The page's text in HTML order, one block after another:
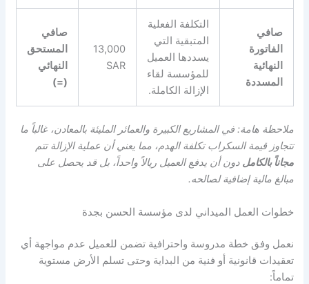
صافي
الفاتورة
النهائية
المسددة
التكلفة الفعلية
المتبقية التي
يسددها العميل
للمؤسسة لقاء
الإزالة الكاملة.
SAR
صافي
المستحق
النهائي
(=)
ملاحظة هامة: في المشاريع الكبيرة والعمائر المليئة بالمعادن، غالباً ما
تتجاوز قيمة السكراب تكلفة الهدم، مما يعني أن عملية الإزالة تتم
مجاناً بالكامل دون أن يدفع العميل ريالاً واحداً، بل قد يحصل على
مبالغ مالية إضافية لصالحه.
خطوات العمل الميداني لدى مؤسسة الحسن بجدة
نعمل وفق خطة مدروسة واحترافية تضمن للعميل عدم مواجهة أي
تعقيدات قانونية أو فنية من البداية وحتى تسلم الأرض مستوية
تماماً: